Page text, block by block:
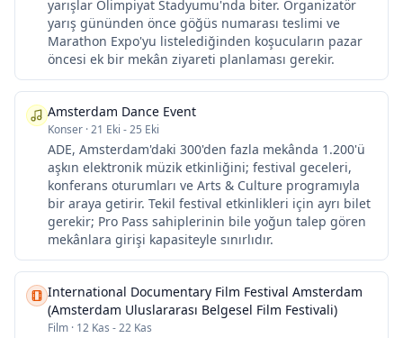
yarışlar Olimpiyat Stadyumu'nda biter. Organizatör
yarış gününden önce göğüs numarası teslimi ve
Marathon Expo'yu listelediğinden koşucuların pazar
öncesi ek bir mekân ziyareti planlaması gerekir.
Amsterdam Dance Event
Konser ·21 Eki - 25 Eki
ADE, Amsterdam'daki 300'den fazla mekânda 1.200'ü
aşkın elektronik müzik etkinliğini; festival geceleri,
konferans oturumları ve Arts & Culture programıyla
bir araya getirir. Tekil festival etkinlikleri için ayrı bilet
gerekir; Pro Pass sahiplerinin bile yoğun talep gören
mekânlara girişi kapasiteyle sınırlıdır.
International Documentary Film Festival Amsterdam
(Amsterdam Uluslararası Belgesel Film Festivali)
Film · 12 Kas - 22 Kas